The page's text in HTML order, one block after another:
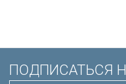
ПОДПИСАТЬСЯ